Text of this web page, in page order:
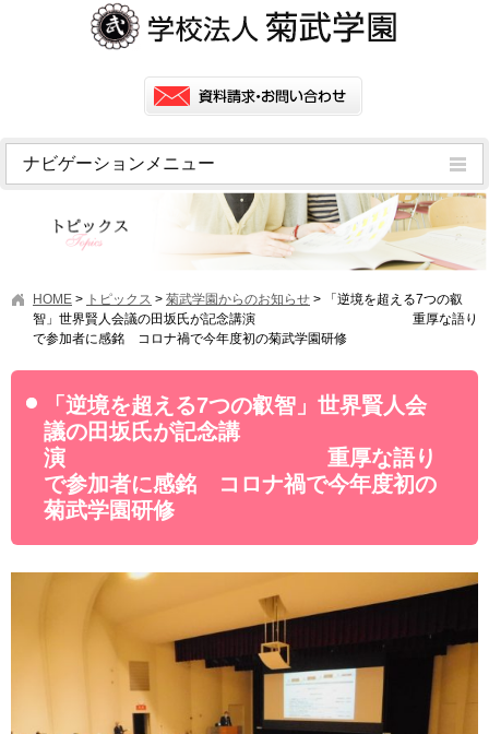
ナビゲーションメニュー
アクセス
学園ニュース
学園フラッシュニュース
オープンキャンパス・行事
HOME > トピックス > 菊武学園からのお知らせ >
「逆境を超える7つの叡
智」世界賢人会議の田坂氏が記念講演 重厚な語り
で参加者に感銘 コロナ禍で今年度初の菊武学園研修
「逆境を超える7つの叡智」世界賢人会
議の田坂氏が記念講
演 重厚な語り
で参加者に感銘 コロナ禍で今年度初の
菊武学園研修